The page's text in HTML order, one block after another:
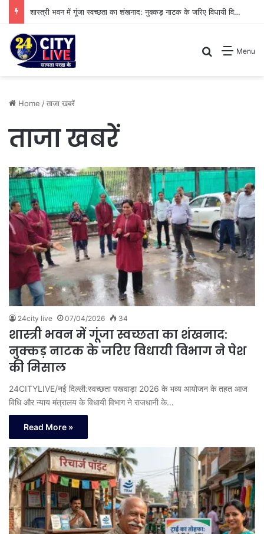
शास्त्री भवन में गूंजा स्वच्छता का शंखनाद: नुक्कड़ नाटक के जरिए विधायी विभाग ने पेश की मिसाल
Menu
Search for
Home /ताजा खबरें
ताजा खबरें
24city live 07/04/2026 34
शास्त्री भवन में गूंजा स्वच्छता का शंखनाद:
नुक्कड़ नाटक के जरिए विधायी विभाग ने पेश
की मिसाल
24CITYLIVE/नई दिल्ली:स्वच्छता पखवाड़ा 2026 के भव्य आयोजन के तहत आज
विधि और न्याय मंत्रालय के विधायी विभाग ने राजधानी के…
Read More »